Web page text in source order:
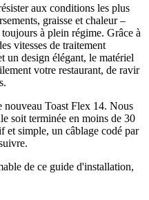
aux conditions les plus
graisse et chaleur –
à plein régime. Grâce à
vitesses de traitement
un design élégant, le matériel
votre restaurant, de ravir
Toast Flex 14. Nous
soit terminée en moins de 30
et simple, un câblage codé par
de ce guide d'installation,